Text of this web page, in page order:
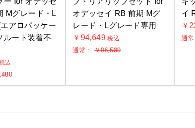
Mグレード・L
アロパッケー
ルート装着不
込
オデッセイ RB 前期 Mグ
レード・Lグレード専用
￥94,649税込
通常：￥96,580
イ
￥
通